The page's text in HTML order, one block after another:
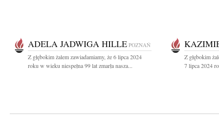
ADELA JADWIGA HILLE POZNAŃ
Z głębokim żalem zawiadamiamy, że 6 lipca 2024
roku w wieku niespełna 99 lat zmarła nasza...
Z głębokim
7 lipca 2024